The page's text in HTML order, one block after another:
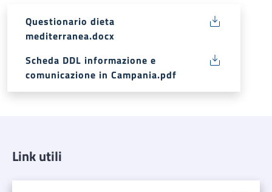
Questionario dieta
mediterranea.docx
Scheda DDL informazione e
comunicazione in Campania.pdf
Link utili